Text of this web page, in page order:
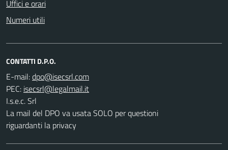
Uffici e orari
Numeri utili
CONTATTI D.P.O.
E-mail:
PEC:
I.s.e.c. Srl
La mail del DPO va usata SOLO per questioni
riguardanti la privacy